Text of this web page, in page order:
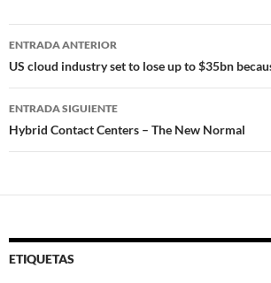
Navegador
de
entradas
ENTRADA ANTERIOR
US cloud industry set to lose up to $35bn
ENTRADA SIGUIENTE
Hybrid Contact Centers – The New Normal
ETIQUETAS